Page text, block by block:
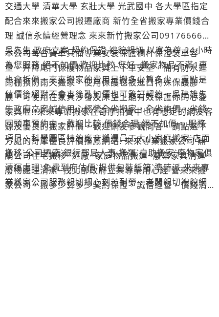
交通大學 清華大學 玄壯大學 光武國中 各大學區指定
配合來來搬家公司搬遷廠商 新竹全省搬家專業價錢合
理 誠信永續經營理念 來來新竹搬家公司0917666696
吳先生 政府立案 契約保證 禮貌親切 以客為尊 24小時
為您服務 絕不加價 歡迎比較 您好~搬家物品不滿1車
也會折價，來來搬家的費用是搬多少算多少，重點是
估價後絕對不會事後亂加價也可簽訂契約，吳建雄先
生政府立案誠信用心經營全省搬家，全省詢價，省錢
回頭車預約中，歡迎比較 價錢合理 絕不加價。 服務
項目：科學園區特約廠商搬遷員工大小家庭搬家ˋ店面
搬移ˋ公司遷廠ˋ銀行郵局人事 搬運ˋ自助搬家ˋ廢物家俱
清運處理ˋ免費到府估價ˋ提供包裝紙箱ˋ準時派 來來專
業搬家公司服務親切細心刻苦耐勞，老闆親切禮貌細
本公司每台貨車具備專業安裝保護欄杆保證裝車容
量，升降尾門保護物品家具上下車安全，備有防水遮
雨棚預防雨天搬家，使用保護毯被進口特殊保護膠
膜，可使用在家具沙發及床墊上能有效保護你的心愛
家具喔!!來來專業搬家在奇摩拍賣中也有穩定的網友客
源及優良的搬家評價，歡迎網友參觀問答，請點選下
方處的奇摩優良評價推薦網站: 來來專業搬家公司 無
論公司住宅搬移~遷廠~家庭物品搬運~廢棄家具清運~
廢物處理清潔~找北部政府立案專業用心經 營來來搬
家公司，搬多少算多少契約保證，誠信經營，價錢清